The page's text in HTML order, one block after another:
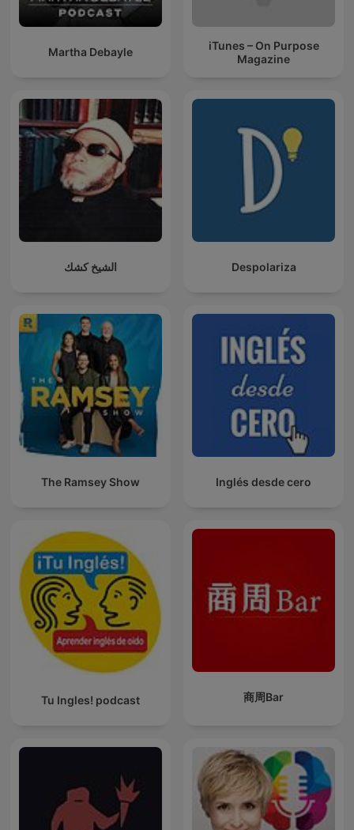
Martha Debayle
iTunes – On Purpose
Magazine
الشيخ كشك Despolariza
The Ramsey Show Inglés desde cero
Tu Ingles! podcast 商周Bar